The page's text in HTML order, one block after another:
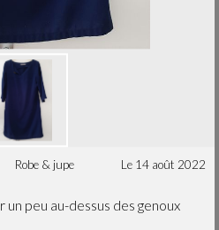
robe & jupe le 14 août 2022
un peu au-dessus des genoux